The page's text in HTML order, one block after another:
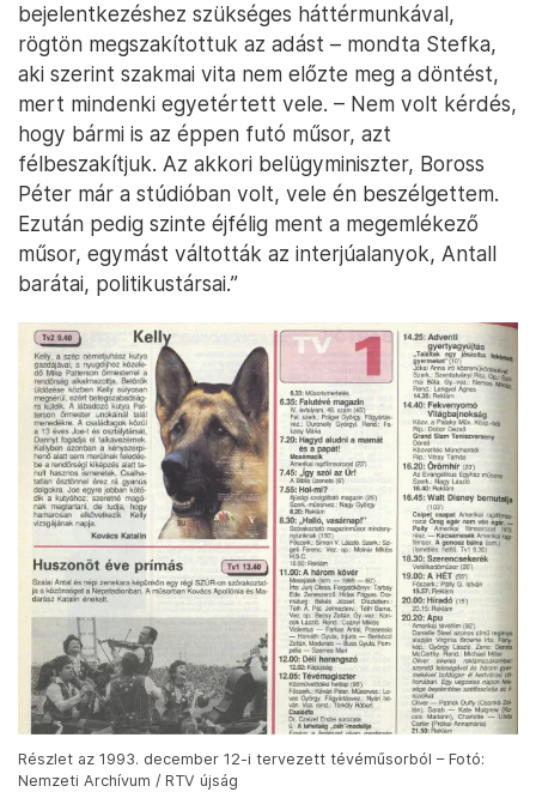
bejelentkezéshez szükséges háttérmunkával,
rögtön megszakítottuk az adást – mondta Stefka,
aki szerint szakmai vita nem előzte meg a döntést,
mert mindenki egyetértett vele. – Nem volt kérdés,
hogy bármi is az éppen futó műsor, azt
félbeszakítjuk. Az akkori belügyminiszter, Boross
Péter már a stúdióban volt, vele én beszélgettem.
Ezután pedig szinte éjfélig ment a megemlékező
műsor, egymást váltották az interjúalanyok, Antall
barátai, politikustársai.”
Részlet az 1993. december 12-i tervezett tévéműsorból – Fotó:
Nemzeti Archívum / RTV újság